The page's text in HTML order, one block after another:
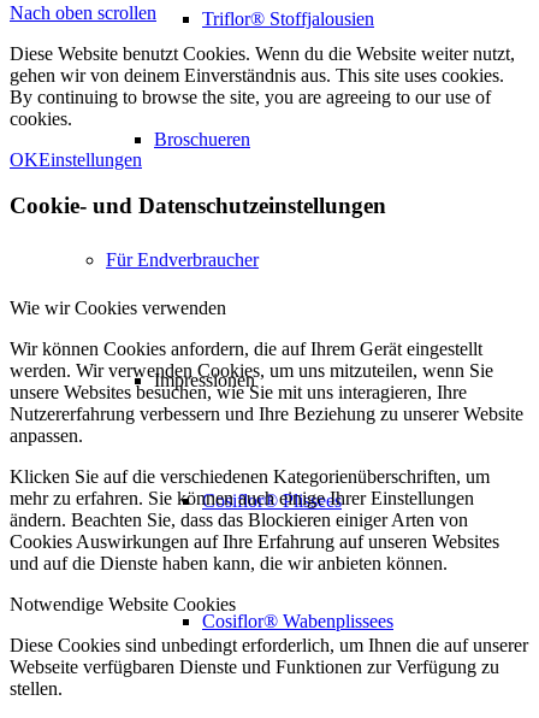
Triflor® Stoffjalousien
Broschueren
Für Endverbraucher
Impressionen
Cosiflor® Plissees
Cosiflor® Wabenplissees
Nach oben scrollen
Diese Website benutzt Cookies. Wenn du die Website weiter nutzt,
gehen wir von deinem Einverständnis aus. This site uses cookies.
By continuing to browse the site, you are agreeing to our use of
cookies.
OKEinstellungen
Cookie- und Datenschutzeinstellungen
Wie wir Cookies verwenden
Wir können Cookies anfordern, die auf Ihrem Gerät eingestellt
werden. Wir verwenden Cookies, um uns mitzuteilen, wenn Sie
unsere Websites besuchen, wie Sie mit uns interagieren, Ihre
Nutzererfahrung verbessern und Ihre Beziehung zu unserer Website
anpassen.
Klicken Sie auf die verschiedenen Kategorienüberschriften, um
mehr zu erfahren. Sie können auch einige Ihrer Einstellungen
ändern. Beachten Sie, dass das Blockieren einiger Arten von
Cookies Auswirkungen auf Ihre Erfahrung auf unseren Websites
und auf die Dienste haben kann, die wir anbieten können.
Notwendige Website Cookies
Diese Cookies sind unbedingt erforderlich, um Ihnen die auf unserer
Webseite verfügbaren Dienste und Funktionen zur Verfügung zu
stellen.